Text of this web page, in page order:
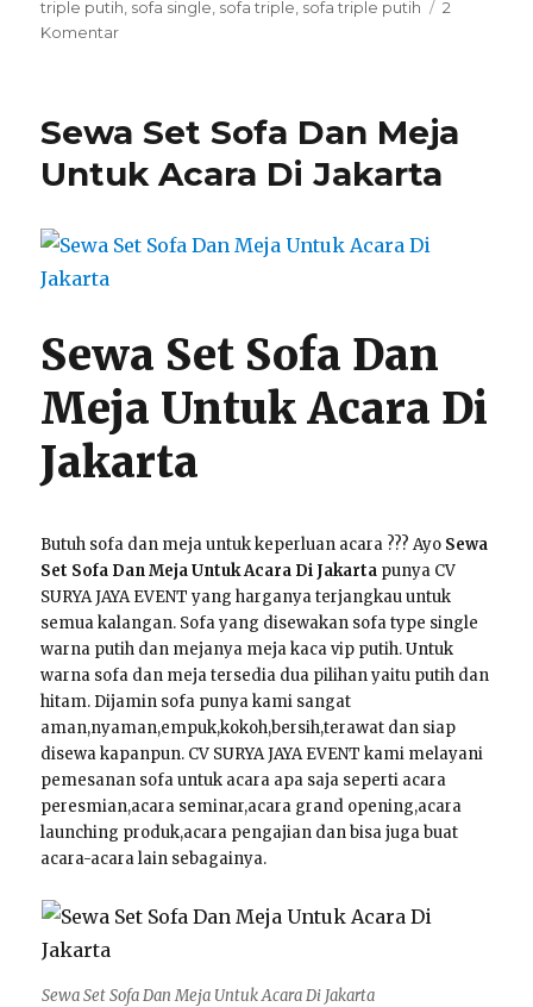
triple putih, sofa single, sofa triple, sofa triple putih
2
Komentarpada
Futura,Sofa
Jakarta
Sewa Set Sofa Dan Meja
Untuk Acara Di Jakarta
Sewa Set Sofa Dan
Meja Untuk Acara Di
Jakarta
Butuh sofa dan meja untuk keperluan acara ??? Ayo Sewa
Set Sofa Dan Meja Untuk Acara Di Jakarta punya CV
SURYA JAYA EVENT yang harganya terjangkau untuk
semua kalangan. Sofa yang disewakan sofa type single
warna putih dan mejanya meja kaca vip putih. Untuk
warna sofa dan meja tersedia dua pilihan yaitu putih dan
hitam. Dijamin sofa punya kami sangat
aman,nyaman,empuk,kokoh,bersih,terawat dan siap
disewa kapanpun. CV SURYA JAYA EVENT kami melayani
pemesanan sofa untuk acara apa saja seperti acara
peresmian,acara seminar,acara grand opening,acara
launching produk,acara pengajian dan bisa juga buat
acara-acara lain sebagainya.
Sewa Set Sofa Dan Meja Untuk Acara Di Jakarta